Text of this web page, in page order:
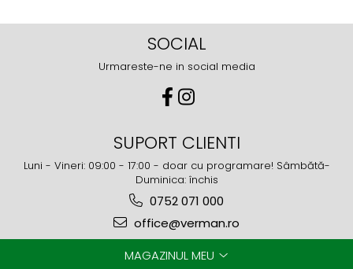
SOCIAL
Urmareste-ne in social media
SUPORT CLIENTI
Luni - Vineri: 09:00 - 17:00 - doar cu programare! Sâmbătă-
Duminica: închis
0752 071 000
office@verman.ro
MAGAZINUL MEU